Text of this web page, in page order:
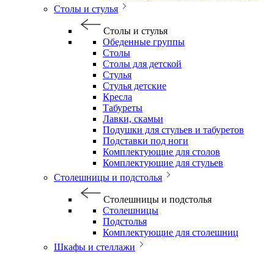
Столы и стулья
Столы и стулья
Обеденные группы
Столы
Столы для детской
Стулья
Стулья детские
Кресла
Табуреты
Лавки, скамьи
Подушки для стульев и табуретов
Подставки под ноги
Комплектующие для столов
Комплектующие для стульев
Столешницы и подстолья
Столешницы и подстолья
Столешницы
Подстолья
Комплектующие для столешниц
Шкафы и стеллажи